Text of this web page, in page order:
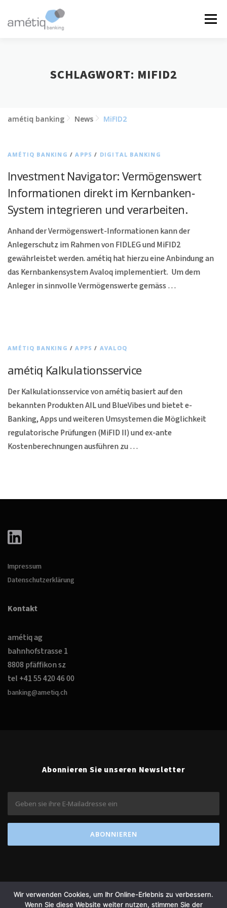
springen
Menü
SCHLAGWORT: MIFID2
amétiq banking News MiFID2
AMÉTIQ BANKING /APPS / DIGITAL BANKING
Investment Navigator: Vermögenswert
Informationen direkt im Kernbanken-
System integrieren und verarbeiten.
Anhand der Vermögenswert-Informationen kann der
Anlegerschutz im Rahmen von FIDLEG und MiFID2
gewährleistet werden. amétiq hat hierzu eine Anbindung an
das Kernbankensystem Avaloq implementiert. Um dem
Anleger in sinnvolle Vermögenswerte gemäss …
AMÉTIQ BANKING /APPS / AVALOQ
amétiq Kalkulationsservice
Der Kalkulationsservice von amétiq basiert auf den
bekannten Produkten AIL und BlueVibes und bietet e-
Banking, Apps und weiteren Umsystemen die Möglichkeit
regulatorische Prüfungen (MiFID II) und ex-ante
Kostenberechnungen ausführen zu …
Impressum
Datenschutzerklärung
Kontakt
amétiq ag
bahnhofstrasse 1
8808 pfäffikon sz
tel +41 55 420 46 00
banking@ametiq.ch
Abonnieren Sie unseren Newsletter
Wir verwenden Cookies, um Ihr Online-Erlebnis zu verbessern.
Wenn Sie diese Website weiter nutzen, stimmen Sie der